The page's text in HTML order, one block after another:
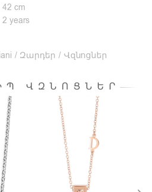
42 cm
2 years
/ Զարդեր / Վզնոցներ
ՎԶՆՈՑՆԵՐ